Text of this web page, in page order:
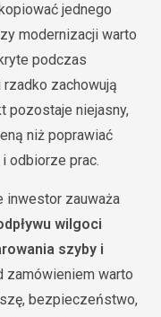
jednego
modernizacji warto
podczas
zachowują
pozostaje niejasny,
niż poprawiać
odbiorze prac.
inwestor zauważa
wilgoci
szyby i
zamówieniem warto
bezpieczeństwo,